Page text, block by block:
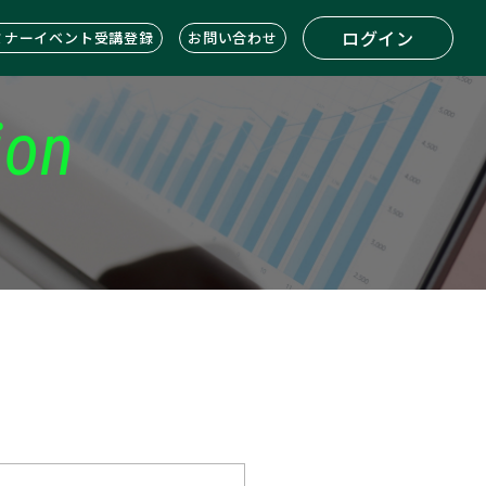
ナーイベント受講登録 お問い合わせ ログイン